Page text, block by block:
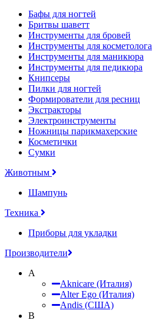
Бафы для ногтей
Бритвы шаветт
Инструменты для бровей
Инструменты для косметолога
Инструменты для маникюра
Инструменты для педикюра
Книпсеры
Пилки для ногтей
Формирователи для ресниц
Экстракторы
Электроинструменты
Ножницы парикмахерские
Косметички
Сумки
Животным
Шампунь
Техника
Приборы для укладки
Производители
A
Aknicare (Италия)
Alter Ego (Италия)
Andis (США)
B